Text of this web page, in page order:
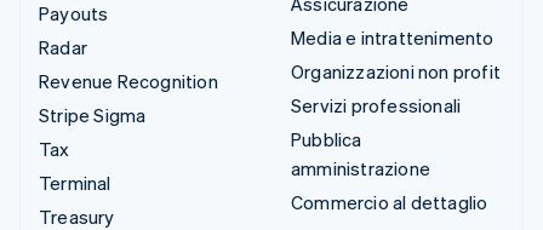
Payouts
Radar
Revenue Recognition
Stripe Sigma
Tax
Terminal
Treasury
Media e intrattenimento
Organizzazioni non profit
Servizi professionali
Pubblica
amministrazione
Commercio al dettaglio